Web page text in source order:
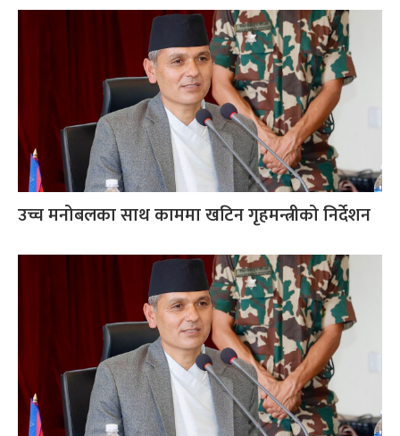
उच्च मनोबलका साथ काममा खटिन गृहमन्त्रीको निर्देशन